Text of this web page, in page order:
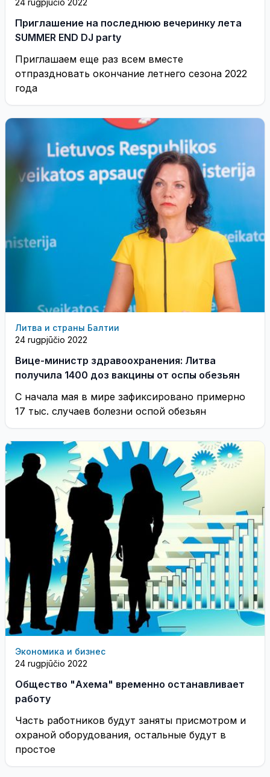
Приглашение на последнюю вечеринку лета
SUMMER END DJ party
Приглашаем еще раз всем вместе
отпраздновать окончание летнего сезона 2022
года
Литва и страны Балтии
24 rugpjūčio 2022
Вице-министр здравоохранения: Литва
получила 1400 доз вакцины от оспы обезьян
С начала мая в мире зафиксировано примерно
17 тыс. случаев болезни оспой обезьян
Экономика и бизнес
24 rugpjūčio 2022
Общество "Ахема" временно останавливает
работу
Часть работников будут заняты присмотром и
охраной оборудования, остальные будут в
простое